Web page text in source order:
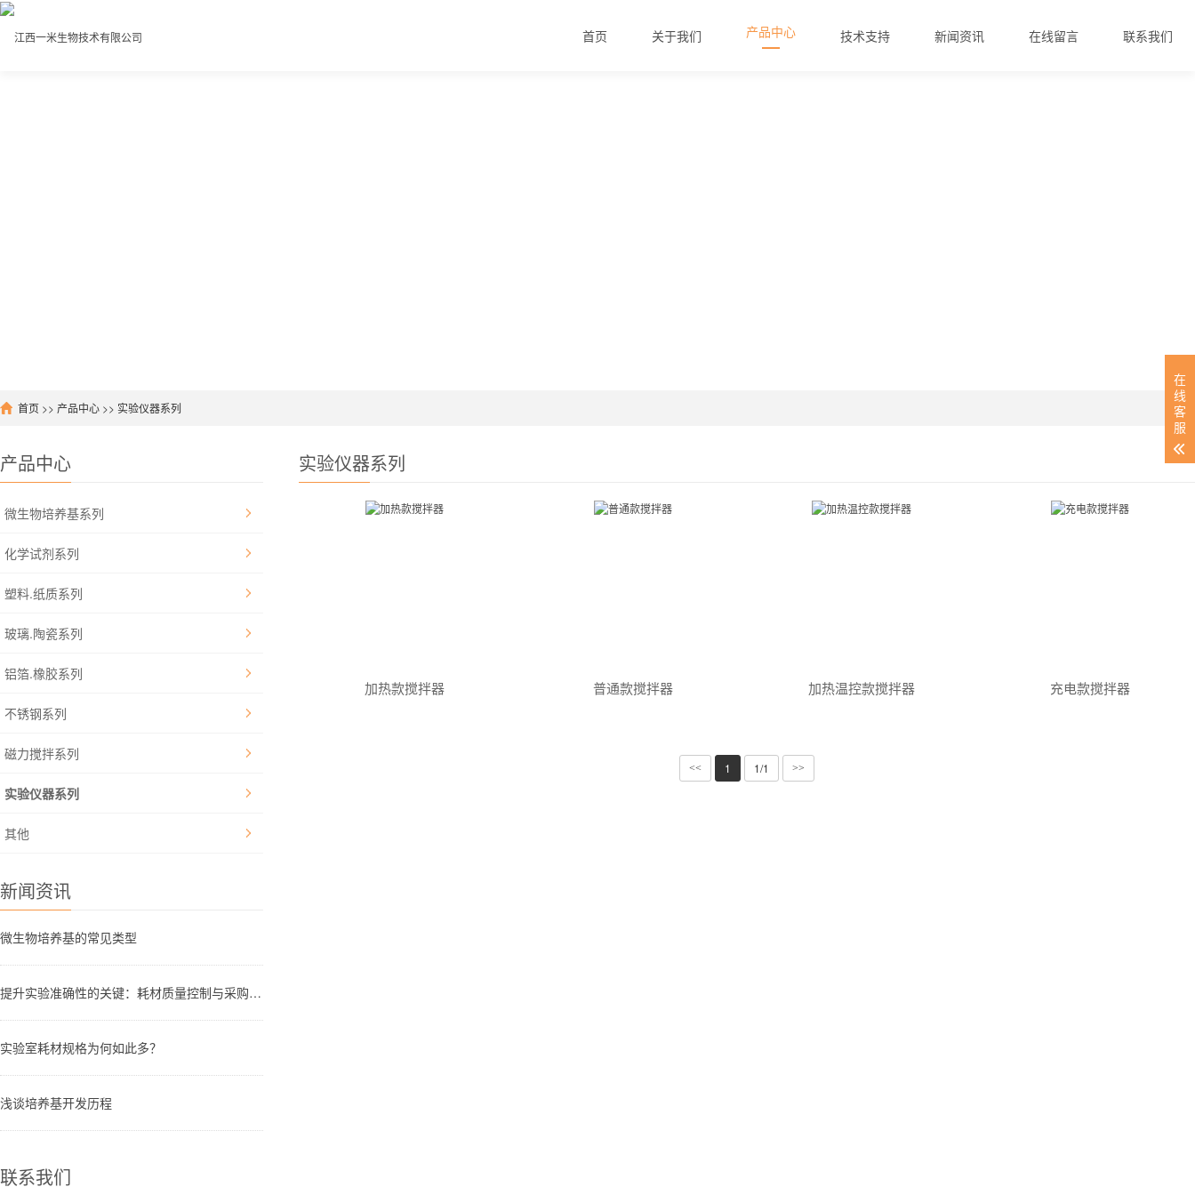
首页 关于我们 产品中心 技术支持 新闻资讯 在线留言 联系我们
首页 >> 产品中心 >> 实验仪器系列
产品中心
微生物培养基系列
化学试剂系列
塑料.纸质系列
玻璃.陶瓷系列
铝箔.橡胶系列
不锈钢系列
磁力搅拌系列
实验仪器系列
其他
新闻资讯
微生物培养基的常见类型
提升实验准确性的关键：耗材质量控制与采购验收的六项标准
实验室耗材规格为何如此多？
浅谈培养基开发历程
联系我们
实验仪器系列
加热款搅拌器 普通款搅拌器 加热温控款搅拌器 充电款搅拌器
<< 1 1/1 >>
在
线
客
服